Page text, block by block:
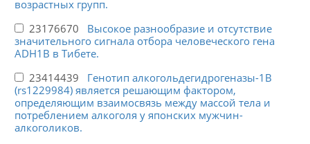
возрастных групп.
23176670 Высокое разнообразие и отсутствие
значительного сигнала отбора человеческого гена
ADH1B в Тибете.
23414439 Генотип алкогольдегидрогеназы-1B
(rs1229984) является решающим фактором,
определяющим взаимосвязь между массой тела и
потреблением алкоголя у японских мужчин-
алкоголиков.